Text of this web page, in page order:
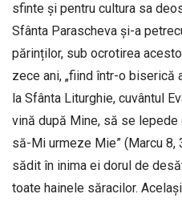
sfinte și pentru cultura sa
Sfânta Parascheva și-a
părinților, sub ocrotirea
zece ani, „fiind într-o biserică
la Sfânta Liturghie, cuvântul
vină după Mine, să se
să-Mi urmeze Mie” (Mar­cu 8,
sădit în inima ei dorul de
toate hainele săracilor.